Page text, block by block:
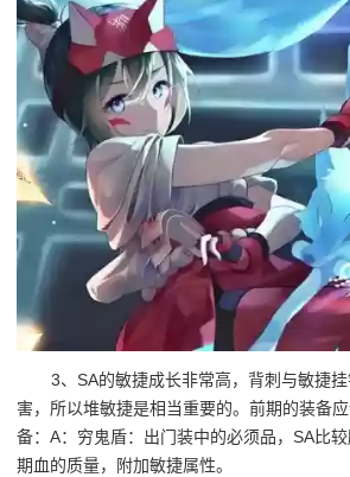
3、SA的敏捷成长非常高，背刺与敏捷
害，所以堆敏捷是相当重要的。前期的装备
备：A：穷鬼盾：出门装中的必须品，SA比
期血的质量，附加敏捷属性。